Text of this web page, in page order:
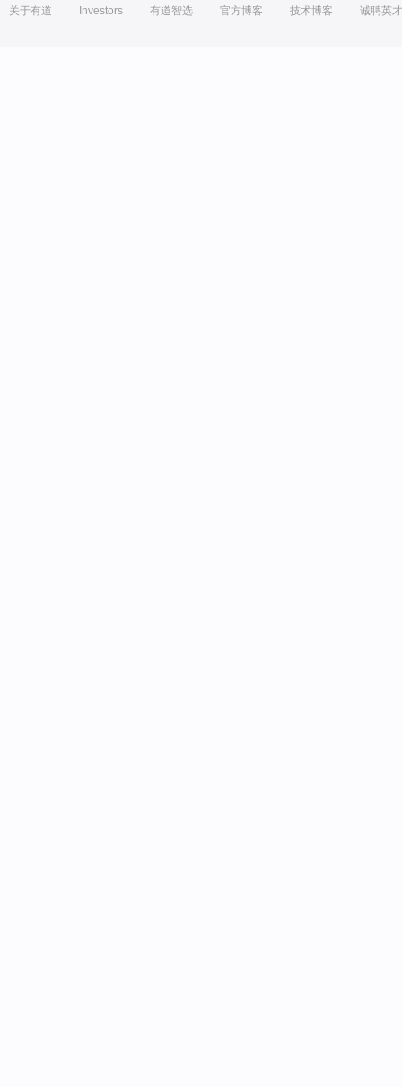
关于有道 Investors 有道智选 官方博客 技术博客 诚聘英才